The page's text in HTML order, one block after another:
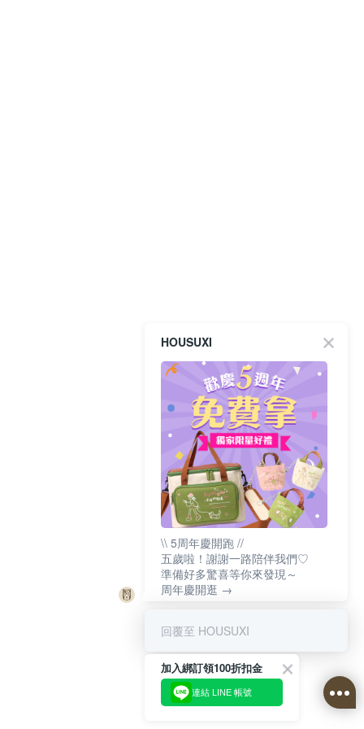
HOUSUXI
\\ 5周年慶開跑 //
五歲啦！謝謝一路陪伴我們♡
準備好多驚喜等你來發現～
周年慶開逛 →
回覆至 HOUSUXI
加入綁訂領100折扣金
連結 LINE 帳號